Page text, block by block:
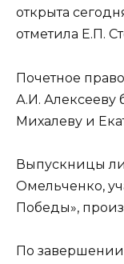
открыта
отметила Е.П.
Почетное
А.И. Алексееву
Михалеву и
Выпускницы
Омельченко,
Победы»,
По завершении